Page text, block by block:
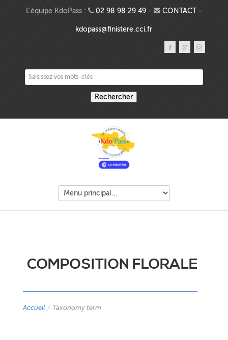
Aller au contenu principal
L'équipe KdoPass : 02 98 98 29 49- CONTACT-
kdopass@finistere.cci.fr
Saisissez vos mots-clés
COMPOSITION FLORALE
Accueil / Taxonomy term